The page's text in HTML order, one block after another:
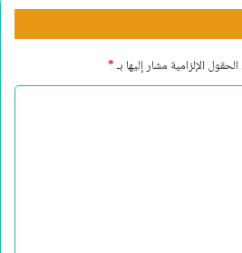
الحقول الإلزامية مشار إليها بـ*